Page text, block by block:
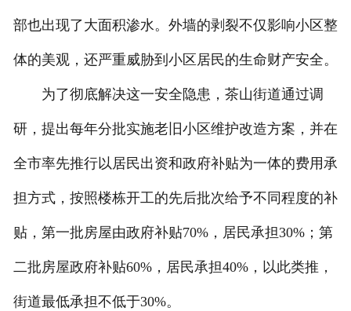
部也出现了大面积渗水。外墙的剥裂不仅影响小区整
体的美观，还严重威胁到小区居民的生命财产安全。
为了彻底解决这一安全隐患，茶山街道通过调
研，提出每年分批实施老旧小区维护改造方案，并在
全市率先推行以居民出资和政府补贴为一体的费用承
担方式，按照楼栋开工的先后批次给予不同程度的补
贴，第一批房屋由政府补贴70%，居民承担30%；第
二批房屋政府补贴60%，居民承担40%，以此类推，
街道最低承担不低于30%。